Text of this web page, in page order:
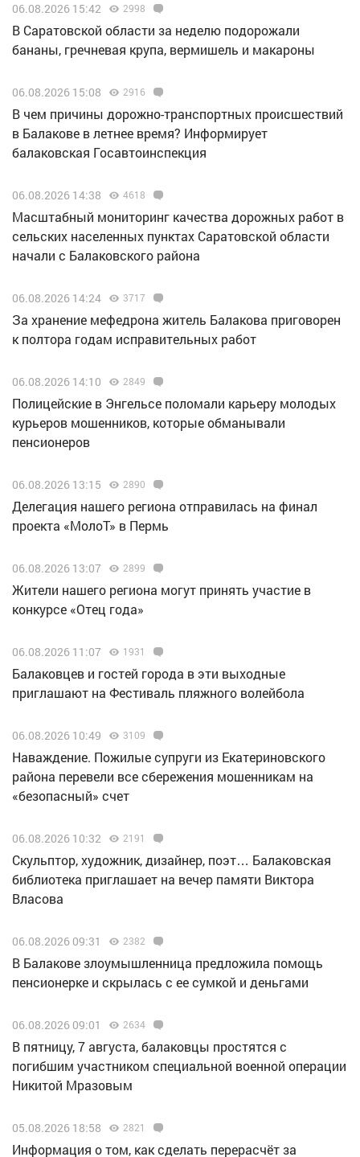
06.08.2026 15:42 2998
В Саратовской области за неделю подорожали
бананы, гречневая крупа, вермишель и макароны
06.08.2026 15:08 2916
В чем причины дорожно-транспортных происшествий
в Балакове в летнее время? Информирует
балаковская Госавтоинспекция
06.08.2026 14:38 4618
Масштабный мониторинг качества дорожных работ в
сельских населенных пунктах Саратовской области
начали с Балаковского района
06.08.2026 14:24 3717
За хранение мефедрона житель Балакова приговорен
к полтора годам исправительных работ
06.08.2026 14:10 2849
Полицейские в Энгельсе поломали карьеру молодых
курьеров мошенников, которые обманывали
пенсионеров
06.08.2026 13:15 2890
Делегация нашего региона отправилась на финал
проекта «МолоТ» в Пермь
06.08.2026 13:07 2899
Жители нашего региона могут принять участие в
конкурсе «Отец года»
06.08.2026 11:07 1931
Балаковцев и гостей города в эти выходные
приглашают на Фестиваль пляжного волейбола
06.08.2026 10:49 3109
Наваждение. Пожилые супруги из Екатериновского
района перевели все сбережения мошенникам на
«безопасный» счет
06.08.2026 10:32 2191
Скульптор, художник, дизайнер, поэт… Балаковская
библиотека приглашает на вечер памяти Виктора
Власова
06.08.2026 09:31 2382
В Балакове злоумышленница предложила помощь
пенсионерке и скрылась с ее сумкой и деньгами
06.08.2026 09:01 2634
В пятницу, 7 августа, балаковцы простятся с
погибшим участником специальной военной операции
Никитой Мразовым
05.08.2026 18:58 2821
Информация о том, как сделать перерасчёт за